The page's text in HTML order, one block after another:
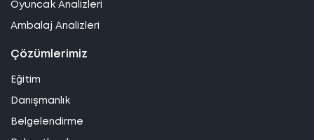
Oyuncak Analizleri
Ambalaj Analizleri
Çözümlerimiz
Eğitim
Danışmanlık
Belgelendirme